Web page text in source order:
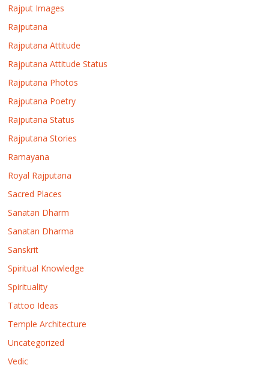
Rajput Images
Rajputana
Rajputana Attitude
Rajputana Attitude Status
Rajputana Photos
Rajputana Poetry
Rajputana Status
Rajputana Stories
Ramayana
Royal Rajputana
Sacred Places
Sanatan Dharm
Sanatan Dharma
Sanskrit
Spiritual Knowledge
Spirituality
Tattoo Ideas
Temple Architecture
Uncategorized
Vedic